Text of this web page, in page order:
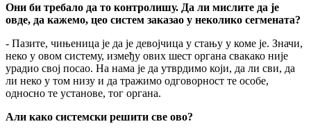
Они би требало да то контролишу. Да ли мислите да је
овде, да кажемо, цео систем заказао у неколико сегмената?
- Пазите, чињеница је да је девојчица у стању у коме је. Значи,
неко у овом систему, између ових шест органа свакако није
урадио свој посао. На нама је да утврдимо који, да ли сви, да
ли неко у том низу и да тражимо одговорност те особе,
односно те установе, тог органа.
Али како системски решити све ово?